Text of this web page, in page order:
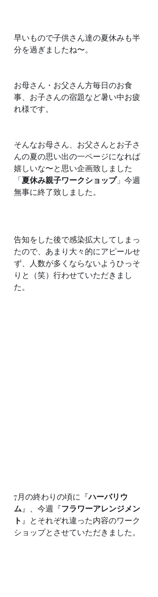
早いもので子供さん達の夏休みも半
分を過ぎましたね〜。
お母さん・お父さん方毎日のお食
事、お子さんの宿題など暑い中お疲
れ様です。
そんなお母さん、お父さんとお子さ
んの夏の思い出の一ページになれば
嬉しいな〜と思い企画致しました
「夏休み親子ワークショップ」今週
無事に終了致しました。
告知をした後で感染拡大してしまっ
たので、あまり大々的にアピールせ
ず、人数が多くならないようひっそ
りと（笑）行わせていただきまし
た。
7月の終わりの頃に『ハーバリウ
ム 』、今週『フラワーアレンジメン
ト 』とそれぞれ違った内容のワーク
ショップとさせていただきました。